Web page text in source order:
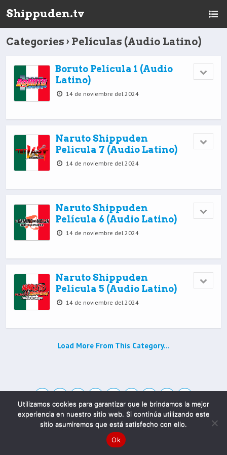
Shippuden.tv
Categories › Películas (Audio Latino)
Boruto Película 1 (Audio
Latino)
14 de noviembre del 2024
Naruto Shippuden
Película 7 (Audio Latino)
14 de noviembre del 2024
Naruto Shippuden
Película 6 (Audio Latino)
14 de noviembre del 2024
Naruto Shippuden
Película 5 (Audio Latino)
14 de noviembre del 2024
Load More From This Category…
Utilizamos cookies para garantizar que le brindamos la mejor
experiencia en nuestro sitio web. Si continúa utilizando este
sitio asumiremos que está satisfecho con ello.
Ok
Mobile Desktop